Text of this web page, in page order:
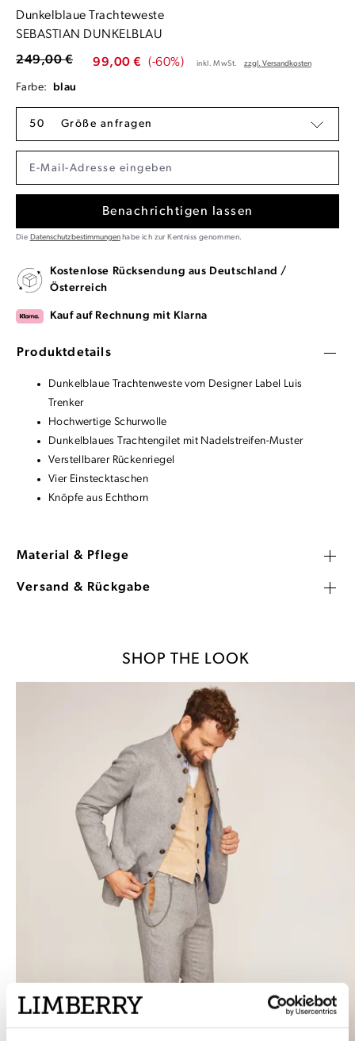
Dunkelblaue Trachteweste
SEBASTIAN DUNKELBLAU
99,00 € (-60%)
249,00 € inkl. MwSt. zzgl. Versandkosten
Farbe: blau
50 Größe anfragen
Benachrichtigen lassen
Die Datenschutzbestimmungenhabe ich zur Kentniss genommen.
Kostenlose Rücksendung aus Deutschland /
Österreich
Kauf auf Rechnung mit Klarna
Produktdetails
Dunkelblaue Trachtenweste vom Designer Label Luis
Trenker
Hochwertige Schurwolle
Dunkelblaues Trachtengilet mit Nadelstreifen-Muster
Verstellbarer Rückenriegel
Vier Einstecktaschen
Knöpfe aus Echthorn
Material & Pflege
Versand & Rückgabe
SHOP THE LOOK